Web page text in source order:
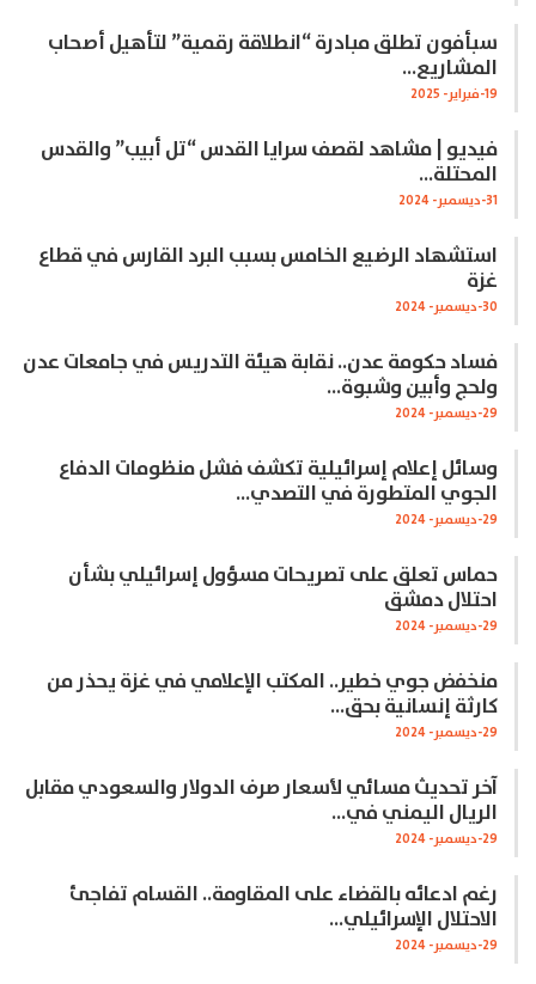
سبأفون تطلق مبادرة “انطلاقة رقمية” لتأهيل أصحاب
المشاريع…
19-فبراير- 2025
فيديو | مشاهد لقصف سرايا القدس “تل أبيب” والقدس
المحتلة…
31-ديسمبر- 2024
استشهاد الرضيع الخامس بسبب البرد القارس في قطاع
غزة
30-ديسمبر- 2024
فساد حكومة عدن.. نقابة هيئة التدريس في جامعات عدن
ولحج وأبين وشبوة…
29-ديسمبر- 2024
وسائل إعلام إسرائيلية تكشف فشل منظومات الدفاع
الجوي المتطورة في التصدي…
29-ديسمبر- 2024
حماس تعلق على تصريحات مسؤول إسرائيلي بشأن
احتلال دمشق
29-ديسمبر- 2024
منخفض جوي خطير.. المكتب الإعلامي في غزة يحذر من
كارثة إنسانية بحق…
29-ديسمبر- 2024
آخر تحديث مسائي لأسعار صرف الدولار والسعودي مقابل
الريال اليمني في…
29-ديسمبر- 2024
رغم ادعائه بالقضاء على المقاومة.. القسام تفاجئ
الاحتلال الإسرائيلي…
29-ديسمبر- 2024